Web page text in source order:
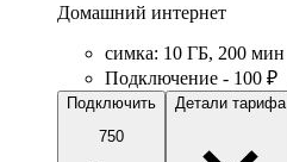
Домашний интернет
симка: 10 ГБ, 200 мин
Подключение - 100 ₽
Подключить
750
Детали тарифа